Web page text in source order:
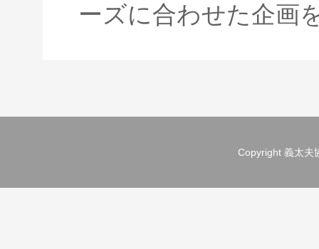
ーズに合わせた企画
Copyright 義太夫